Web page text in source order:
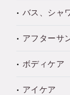
バス、シャ
アフターサ
ボディケア
アイケア